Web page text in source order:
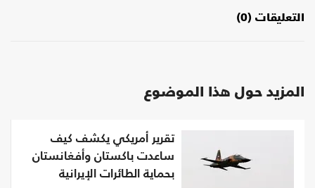
التعليقات (0)
المزيد حول هذا الموضوع
تقرير أمريكي يكشف كيف
ساعدت باكستان وأفغانستان
بحماية الطائرات الإيرانية